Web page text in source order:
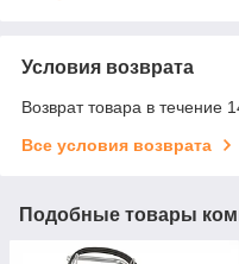
Условия возврата
Возврат товара в течение
Все условия возврата
Подобные товары